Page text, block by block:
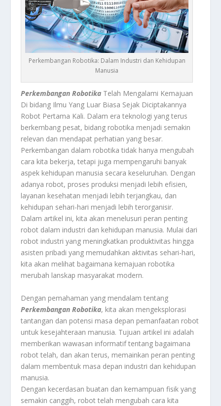
Perkembangan Robotika: Dalam Industri dan Kehidupan
Manusia
Perkembangan Robotika Telah Mengalami Kemajuan
Di bidang Ilmu Yang Luar Biasa Sejak Diciptakannya
Robot Pertama Kali. Dalam era teknologi yang terus
berkembang pesat, bidang robotika menjadi semakin
relevan dan mendapat perhatian yang besar.
Perkembangan dalam robotika tidak hanya mengubah
cara kita bekerja, tetapi juga mempengaruhi banyak
aspek kehidupan manusia secara keseluruhan. Dengan
adanya robot, proses produksi menjadi lebih efisien,
layanan kesehatan menjadi lebih terjangkau, dan
kehidupan sehari-hari menjadi lebih terorganisir.
Dalam artikel ini, kita akan menelusuri peran penting
robot dalam industri dan kehidupan manusia. Mulai dari
robot industri yang meningkatkan produktivitas hingga
asisten pribadi yang memudahkan aktivitas sehari-hari,
kita akan melihat bagaimana kemajuan robotika
merubah lanskap masyarakat modern.
Dengan pemahaman yang mendalam tentang
Perkembangan Robotika, kita akan mengeksplorasi
tantangan dan potensi masa depan pemanfaatan robot
untuk kesejahteraan manusia. Tujuan artikel ini adalah
memberikan wawasan informatif tentang bagaimana
robot telah, dan akan terus, memainkan peran penting
dalam membentuk masa depan industri dan kehidupan
manusia.
Dengan kecerdasan buatan dan kemampuan fisik yang
semakin canggih, robot telah mengubah cara kita